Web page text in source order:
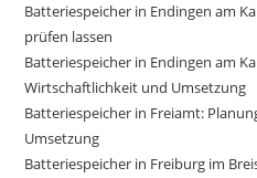
Batteriespeicher in Endingen am
prüfen lassen
Batteriespeicher in Endingen am
Wirtschaftlichkeit und Umsetzung
Batteriespeicher in Freiamt:
Umsetzung
Batteriespeicher in Freiburg im